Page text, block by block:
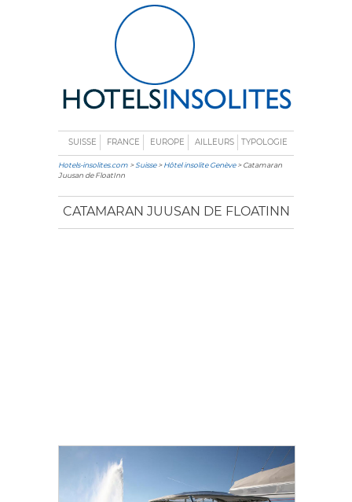
SUISSE FRANCE EUROPE AILLEURS TYPOLOGIE
Hotels-insolites.com >Suisse>Hôtel insolite Genève> Catamaran
Juusan de FloatInn
CATAMARAN JUUSAN DE FLOATINN